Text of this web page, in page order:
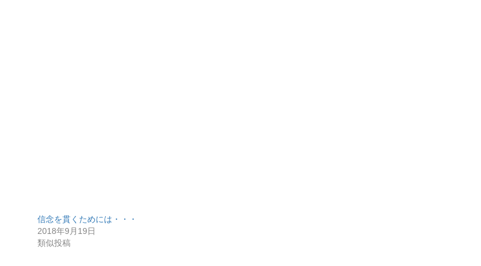
信念を貫くためには・・・
2018年9月19日
類似投稿